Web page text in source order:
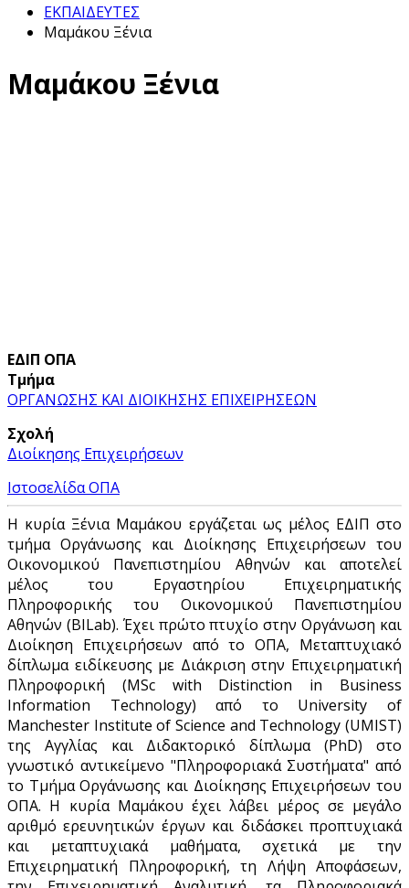
ΕΚΠΑΙΔΕΥΤΕΣ
Μαμάκου Ξένια
Μαμάκου Ξένια
ΕΔΙΠ ΟΠΑ
Τμήμα
ΟΡΓΑΝΩΣΗΣ ΚΑΙ ΔΙΟΙΚΗΣΗΣ ΕΠΙΧΕΙΡΗΣΕΩΝ
Σχολή
Διοίκησης Επιχειρήσεων
Ιστοσελίδα ΟΠΑ
Η κυρία Ξένια Μαμάκου εργάζεται ως μέλος ΕΔΙΠ στο
τμήμα Οργάνωσης και Διοίκησης Επιχειρήσεων του
Οικονομικού Πανεπιστημίου Αθηνών και αποτελεί
μέλος του Εργαστηρίου Επιχειρηματικής
Πληροφορικής του Οικονομικού Πανεπιστημίου
Αθηνών (BILab). Έχει πρώτο πτυχίο στην Οργάνωση και
Διοίκηση Επιχειρήσεων από το ΟΠΑ, Μεταπτυχιακό
δίπλωμα ειδίκευσης με Διάκριση στην Επιχειρηματική
Πληροφορική (MSc with Distinction in Business
Information Technology) από το University of
Manchester Institute of Science and Technology (UMIST)
της Αγγλίας και Διδακτορικό δίπλωμα (PhD) στο
γνωστικό αντικείμενο "Πληροφοριακά Συστήματα" από
το Τμήμα Οργάνωσης και Διοίκησης Επιχειρήσεων του
ΟΠΑ. Η κυρία Μαμάκου έχει λάβει μέρος σε μεγάλο
αριθμό ερευνητικών έργων και διδάσκει προπτυχιακά
και μεταπτυχιακά μαθήματα, σχετικά με την
Επιχειρηματική Πληροφορική, τη Λήψη Αποφάσεων,